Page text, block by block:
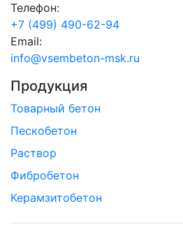
Телефон:
+7 (499) 490-62-94
Email:
info@vsembeton-msk.ru
Продукция
Товарный бетон
Пескобетон
Раствор
Фибробетон
Керамзитобетон